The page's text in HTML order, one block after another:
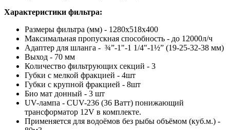
Характеристики фильтра:
Размеры фильтра (мм) - 1280х518х400
Максимальная пропускная способность - до 12000л/ч
Адаптер для шланга - ¾”-1"-1 1/4"-1½” (19-25-32-38 мм)
Выход - 70 мм
Количество фильтрующих секций - 3
Губки с мелкой фракцией - 4шт
Губки с крупной фракцией - 8шт
Био мат донный - 3 шт
UV-лампа - CUV-236 (36 Ватт) понижающий
трансформатор 12V в комплекте.
Применяется для водоёмов без рыбы объёмом (куб.м.) -